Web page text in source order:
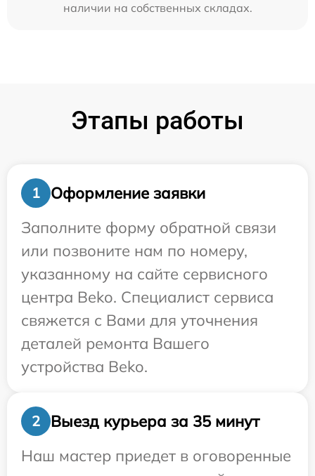
наличии на собственных складах.
Этапы работы
1
Оформление заявки
Заполните форму обратной связи
или позвоните нам по номеру,
указанному на сайте сервисного
центра Beko. Специалист сервиса
свяжется с Вами для уточнения
деталей ремонта Вашего
устройства Beko.
2
Выезд курьера за 35 минут
Наш мастер приедет в оговоренные